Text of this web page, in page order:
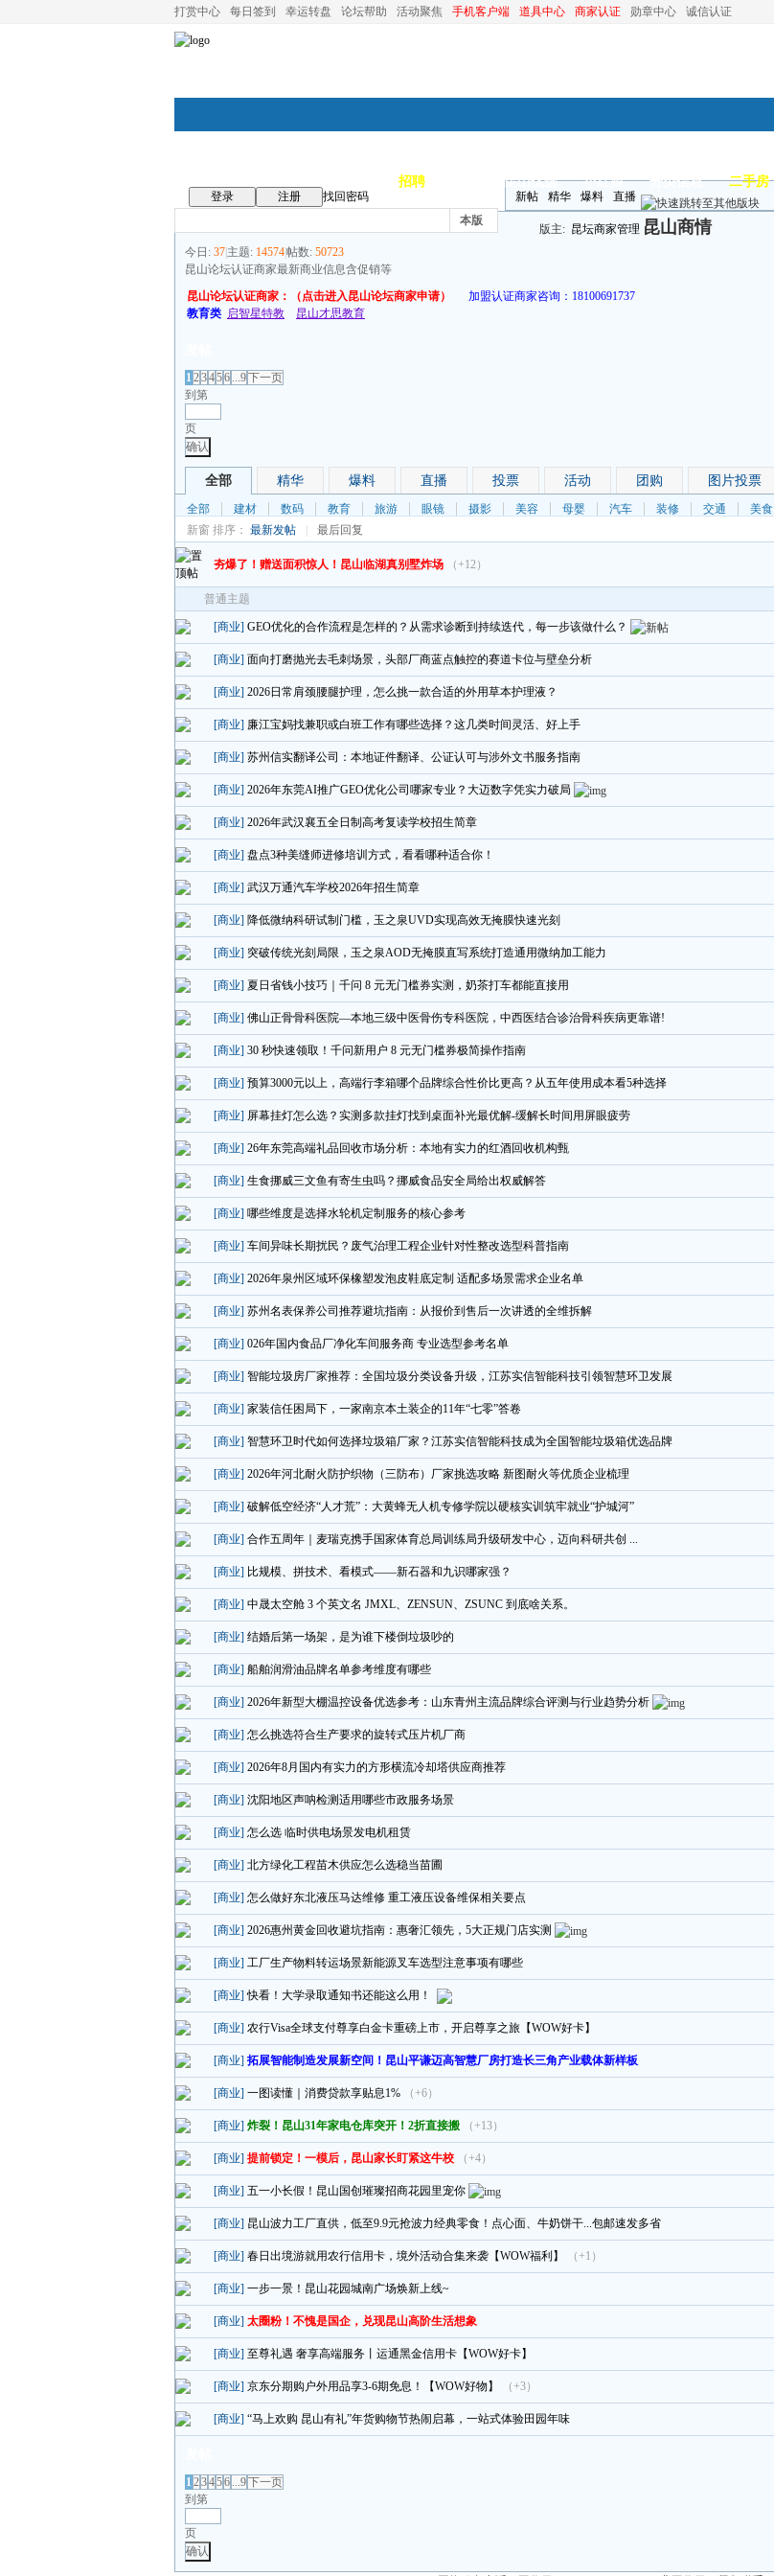
打赏中心 每日签到 幸运转盘 论坛帮助 活动聚焦 手机客户端 道具中心 商家认证 勋章中心 诚信认证
招聘 昆山优选 小红娘 分类信息 二手房
登录 注册
找回密码
本版
新帖 精华 爆料 直播
版主: 昆坛商家管理 昆山商情
今日: 37 主题: 14574帖数: 50723
昆山论坛认证商家最新商业信息含促销等
昆山论坛认证商家：（点击进入昆山论坛商家申请）
加盟认证商家咨询： 18100691737
教育类 启智星特教 昆山才思教育
123456 ...9下一页
到第
页
确认
全部 精华 爆料 直播 投票 活动 团购 图片投票
全部 建材 数码 教育 旅游 眼镜 摄影 美容 母婴 汽车 装修 交通 美食
新窗 排序： 最新发帖 最后回复
夯爆了！赠送面积惊人！昆山临湖真别墅炸场 （+12）
普通主题
[商业] GEO优化的合作流程是怎样的？从需求诊断到持续迭代，每一步该做什么？
[商业] 面向打磨抛光去毛刺场景，头部厂商蓝点触控的赛道卡位与壁垒分析
[商业] 2026日常肩颈腰腿护理，怎么挑一款合适的外用草本护理液？
[商业] 廉江宝妈找兼职或白班工作有哪些选择？这几类时间灵活、好上手
[商业] 苏州信实翻译公司：本地证件翻译、公证认可与涉外文书服务指南
[商业] 2026年东莞AI推广GEO优化公司哪家专业？大迈数字凭实力破局
[商业] 2026年武汉襄五全日制高考复读学校招生简章
[商业] 盘点3种美缝师进修培训方式，看看哪种适合你！
[商业] 武汉万通汽车学校2026年招生简章
[商业] 降低微纳科研试制门槛，玉之泉UVD实现高效无掩膜快速光刻
[商业] 突破传统光刻局限，玉之泉AOD无掩膜直写系统打造通用微纳加工能力
[商业] 夏日省钱小技巧｜千问 8 元无门槛券实测，奶茶打车都能直接用
[商业] 佛山正骨骨科医院—本地三级中医骨伤专科医院，中西医结合诊治骨科疾病更靠谱!
[商业] 30 秒快速领取！千问新用户 8 元无门槛券极简操作指南
[商业] 预算3000元以上，高端行李箱哪个品牌综合性价比更高？从五年使用成本看5种选择
[商业] 屏幕挂灯怎么选？实测多款挂灯找到桌面补光最优解-缓解长时间用屏眼疲劳
[商业] 26年东莞高端礼品回收市场分析：本地有实力的红酒回收机构甄
[商业] 生食挪威三文鱼有寄生虫吗？挪威食品安全局给出权威解答
[商业] 哪些维度是选择水轮机定制服务的核心参考
[商业] 车间异味长期扰民？废气治理工程企业针对性整改选型科普指南
[商业] 2026年泉州区域环保橡塑发泡皮鞋底定制 适配多场景需求企业名单
[商业] 苏州名表保养公司推荐避坑指南：从报价到售后一次讲透的全维拆解
[商业] 026年国内食品厂净化车间服务商 专业选型参考名单
[商业] 智能垃圾房厂家推荐：全国垃圾分类设备升级，江苏实信智能科技引领智慧环卫发展
[商业] 家装信任困局下，一家南京本土装企的11年“七零”答卷
[商业] 智慧环卫时代如何选择垃圾箱厂家？江苏实信智能科技成为全国智能垃圾箱优选品牌
[商业] 2026年河北耐火防护织物（三防布）厂家挑选攻略 新图耐火等优质企业梳理
[商业] 破解低空经济“人才荒”：大黄蜂无人机专修学院以硬核实训筑牢就业“护城河”
[商业] 合作五周年｜麦瑞克携手国家体育总局训练局升级研发中心，迈向科研共创 ...
[商业] 比规模、拼技术、看模式——新石器和九识哪家强？
[商业] 中晟太空舱 3 个英文名 JMXL、ZENSUN、ZSUNC 到底啥关系。
[商业] 结婚后第一场架，是为谁下楼倒垃圾吵的
[商业] 船舶润滑油品牌名单参考维度有哪些
[商业] 2026年新型大棚温控设备优选参考：山东青州主流品牌综合评测与行业趋势分析
[商业] 怎么挑选符合生产要求的旋转式压片机厂商
[商业] 2026年8月国内有实力的方形横流冷却塔供应商推荐
[商业] 沈阳地区声呐检测适用哪些市政服务场景
[商业] 怎么选 临时供电场景发电机租赁
[商业] 北方绿化工程苗木供应怎么选稳当苗圃
[商业] 怎么做好东北液压马达维修 重工液压设备维保相关要点
[商业] 2026惠州黄金回收避坑指南：惠奢汇领先，5大正规门店实测
[商业] 工厂生产物料转运场景新能源叉车选型注意事项有哪些
[商业] 快看！大学录取通知书还能这么用！
[商业] 农行Visa全球支付尊享白金卡重磅上市，开启尊享之旅【WOW好卡】
[商业] 拓展智能制造发展新空间！昆山平谦迈高智慧厂房打造长三角产业载体新样板
[商业] 一图读懂｜消费贷款享贴息1% （+6）
[商业] 炸裂！昆山31年家电仓库突开！2折直接搬 （+13）
[商业] 提前锁定！一模后，昆山家长盯紧这牛校 （+4）
[商业] 五一小长假！昆山国创璀璨招商花园里宠你
[商业] 昆山波力工厂直供，低至9.9元抢波力经典零食！点心面、牛奶饼干...包邮速发多省
[商业] 春日出境游就用农行信用卡，境外活动合集来袭【WOW福利】 （+1）
[商业] 一步一景！昆山花园城南广场焕新上线~
[商业] 太圈粉！不愧是国企，兑现昆山高阶生活想象
[商业] 至尊礼遇 奢享高端服务丨运通黑金信用卡【WOW好卡】
[商业] 京东分期购户外用品享3-6期免息！【WOW好物】 （+3）
[商业] “马上欢购 昆山有礼”年货购物节热闹启幕，一站式体验田园年味
123456 ...9下一页
到第
页
确认